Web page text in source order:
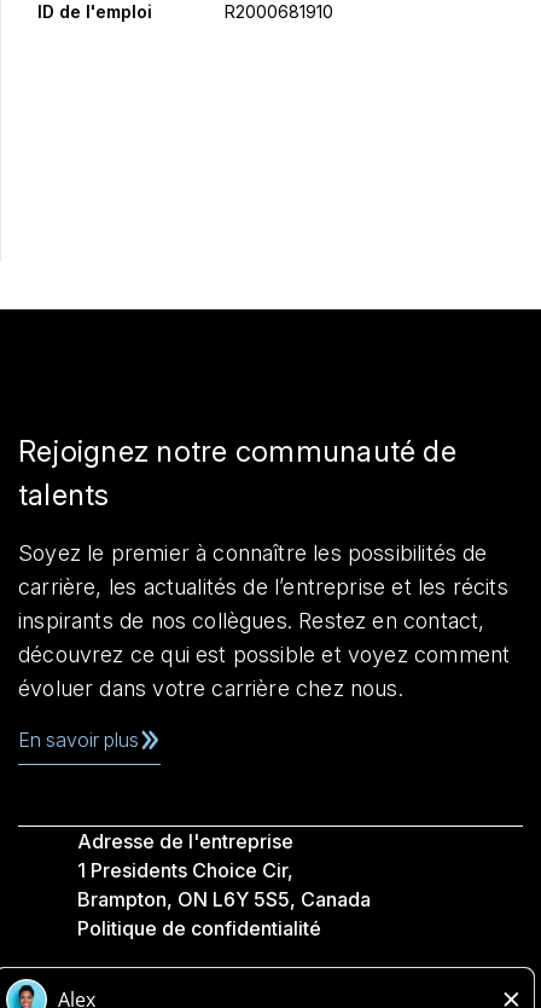
ID de l'emploi R2000681910
Rejoignez notre communauté de
talents
Soyez le premier à connaître les possibilités de
carrière, les actualités de l’entreprise et les récits
inspirants de nos collègues. Restez en contact,
découvrez ce qui est possible et voyez comment
évoluer dans votre carrière chez nous.
En savoir plus
Adresse de l'entreprise
1 Presidents Choice Cir,
Brampton, ON L6Y 5S5, Canada
Politique de confidentialité